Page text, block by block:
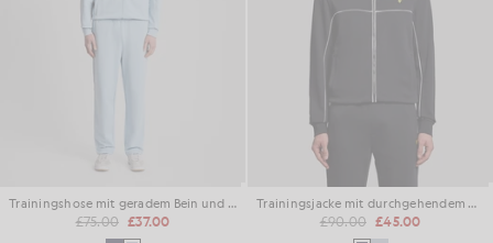
Trainingshose mit geradem Bein und Paspelierung
£75.00 £37.00
Trainingsjacke mit durchgehendem Reißverschluss und Paspelierung
£90.00 £45.00